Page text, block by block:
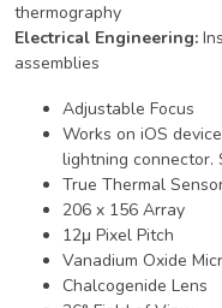
thermography
Electrical Engineering:
assemblies
Adjustable Focus
Works on iOS
lightning connector.
True Thermal
206 x 156 Array
12μ Pixel Pitch
Vanadium Oxide
Chalcogenide Lens